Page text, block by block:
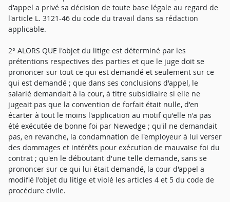
d'appel a privé sa décision de toute base légale au regard de
l'article L. 3121-46 du code du travail dans sa rédaction
applicable.
2° ALORS QUE l'objet du litige est déterminé par les
prétentions respectives des parties et que le juge doit se
prononcer sur tout ce qui est demandé et seulement sur ce
qui est demandé ; que dans ses conclusions d'appel, le
salarié demandait à la cour, à titre subsidiaire si elle ne
jugeait pas que la convention de forfait était nulle, d'en
écarter à tout le moins l'application au motif qu'elle n'a pas
été exécutée de bonne foi par Newedge ; qu'il ne demandait
pas, en revanche, la condamnation de l'employeur à lui verser
des dommages et intérêts pour exécution de mauvaise foi du
contrat ; qu'en le déboutant d'une telle demande, sans se
prononcer sur ce qui lui était demandé, la cour d'appel a
modifié l'objet du litige et violé les articles 4 et 5 du code de
procédure civile.